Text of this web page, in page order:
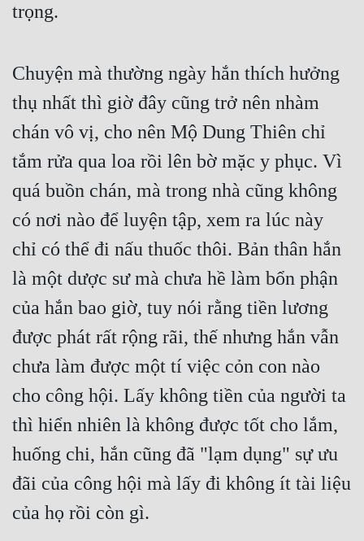
trọng.
Chuyện mà thường ngày hắn thích hưởng
thụ nhất thì giờ đây cũng trở nên nhàm
chán vô vị, cho nên Mộ Dung Thiên chỉ
tắm rửa qua loa rồi lên bờ mặc y phục. Vì
quá buồn chán, mà trong nhà cũng không
có nơi nào để luyện tập, xem ra lúc này
chỉ có thể đi nấu thuốc thôi. Bản thân hắn
là một dược sư mà chưa hề làm bổn phận
của hắn bao giờ, tuy nói rằng tiền lương
được phát rất rộng rãi, thế nhưng hắn vẫn
chưa làm được một tí việc cỏn con nào
cho công hội. Lấy không tiền của người ta
thì hiển nhiên là không được tốt cho lắm,
huống chi, hắn cũng đã "lạm dụng" sự ưu
đãi của công hội mà lấy đi không ít tài liệu
của họ rồi còn gì.